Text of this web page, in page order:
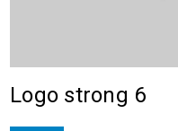
Logo strong 6